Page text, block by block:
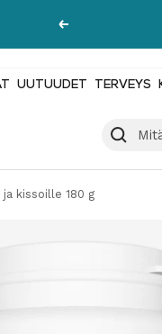
Edellinen
UUTUUDET TERVEYS
kissoille 180 g